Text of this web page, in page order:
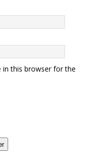
in this browser for the